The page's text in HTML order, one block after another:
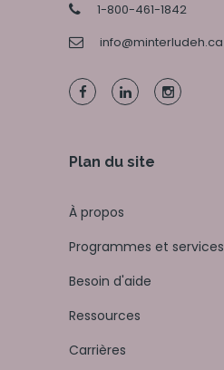
1-800-461-1842
info@minterludeh.ca
Plan du site
À propos
Programmes et services
Besoin d'aide
Ressources
Carrières